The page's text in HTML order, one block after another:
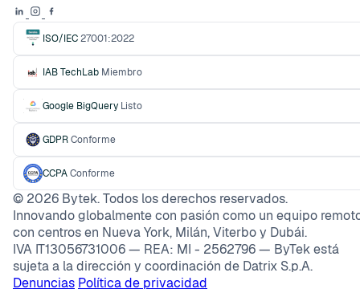
ISO/IEC27001:2022
IAB TechLab Miembro
Google BigQuery Listo
GDPRConforme
CCPAConforme
© 2026 Bytek. Todos los derechos reservados.
Innovando globalmente con pasión como un equipo
con centros en Nueva York, Milán, Viterbo y Dubái.
IVA IT13056731006 — REA: MI - 2562796 — ByTek está
sujeta a la dirección y coordinación de Datrix S.p.A.
Denuncias Política de privacidad